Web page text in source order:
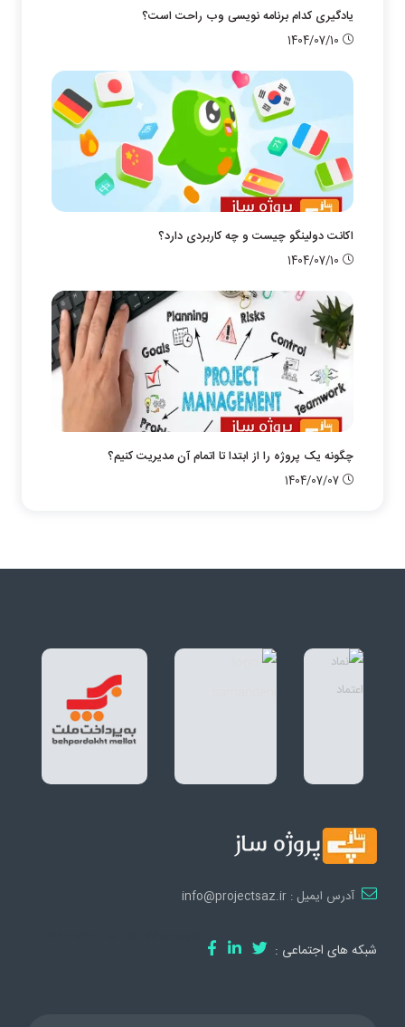
یادگیری کدام برنامه نویسی وب راحت است؟
1404/07/10
اکانت دولینگو چیست و چه کاربردی دارد؟
1404/07/10
چگونه یک پروژه را از ابتدا تا اتمام آن مدیریت کنیم؟
1404/07/07
آدرس ایمیل : info@projectsaz.ir
شبکه های اجتماعی :